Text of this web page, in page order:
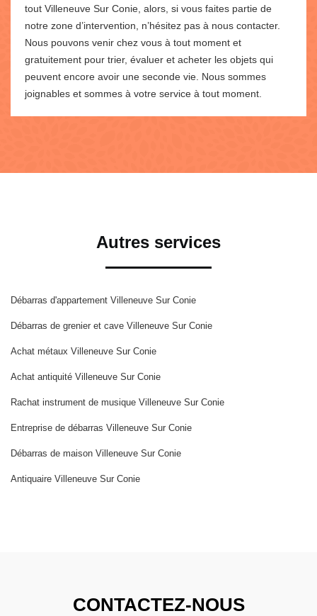
tout Villeneuve Sur Conie, alors, si vous faites partie de
notre zone d’intervention, n’hésitez pas à nous contacter.
Nous pouvons venir chez vous à tout moment et
gratuitement pour trier, évaluer et acheter les objets qui
peuvent encore avoir une seconde vie. Nous sommes
joignables et sommes à votre service à tout moment.
Autres services
Débarras d'appartement Villeneuve Sur Conie
Débarras de grenier et cave Villeneuve Sur Conie
Achat métaux Villeneuve Sur Conie
Achat antiquité Villeneuve Sur Conie
Rachat instrument de musique Villeneuve Sur Conie
Entreprise de débarras Villeneuve Sur Conie
Débarras de maison Villeneuve Sur Conie
Antiquaire Villeneuve Sur Conie
CONTACTEZ-NOUS